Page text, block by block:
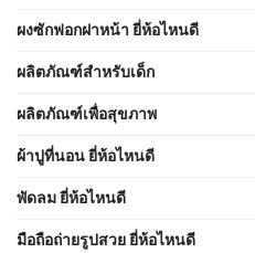
ผงซักฟอกฝาหน้า ยี่ห้อไหนดี
ผลิตภัณฑ์สำหรับเด็ก
ผลิตภัณฑ์เพื่อสุขภาพ
ผ้าปูที่นอน ยี่ห้อไหนดี
พัดลม ยี่ห้อไหนดี
มือถือถ่ายรูปสวย ยี่ห้อไหนดี